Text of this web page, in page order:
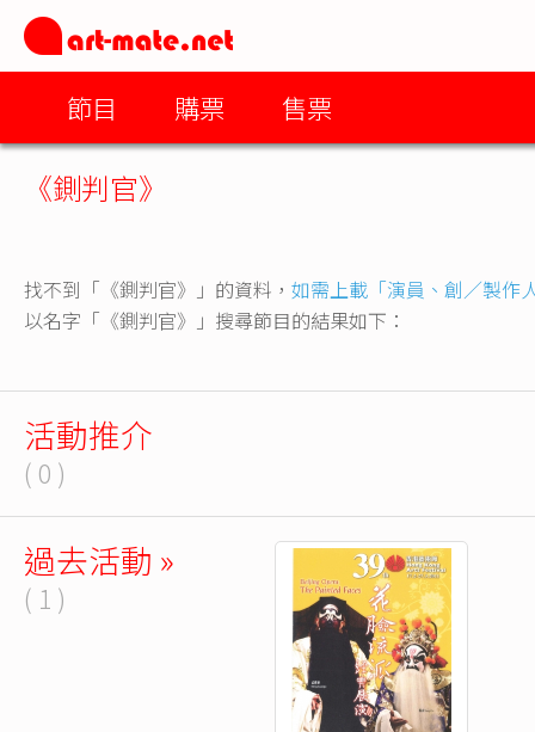
節目 購票 售票
《鍘判官》
找不到「《鍘判官》」的資料， 如需上載「演員、創／製作
以名字「《鍘判官》」搜尋節目的結果如下：
活動推介
( 0 )
過去活動 »
( 1 )